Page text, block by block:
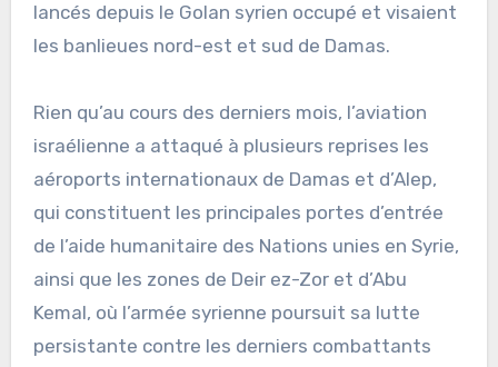
lancés depuis le Golan syrien occupé et visaient
les banlieues nord-est et sud de Damas.
Rien qu’au cours des derniers mois, l’aviation
israélienne a attaqué à plusieurs reprises les
aéroports internationaux de Damas et d’Alep,
qui constituent les principales portes d’entrée
de l’aide humanitaire des Nations unies en Syrie,
ainsi que les zones de Deir ez-Zor et d’Abu
Kemal, où l’armée syrienne poursuit sa lutte
persistante contre les derniers combattants